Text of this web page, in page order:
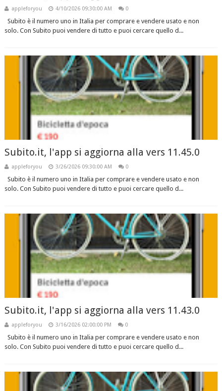
appleforyou 4/10/2026 09:30:00 AM 0
Subito è il numero uno in Italia per comprare e vendere usato e non
solo. Con Subito puoi vendere di tutto e puoi cercare quello d...
Subito.it, l'app si aggiorna alla vers 11.45.0
appleforyou 3/26/2026 09:30:00 AM 0
Subito è il numero uno in Italia per comprare e vendere usato e non
solo. Con Subito puoi vendere di tutto e puoi cercare quello d...
Subito.it, l'app si aggiorna alla vers 11.43.0
appleforyou 3/16/2026 02:00:00 PM 0
Subito è il numero uno in Italia per comprare e vendere usato e non
solo. Con Subito puoi vendere di tutto e puoi cercare quello d...